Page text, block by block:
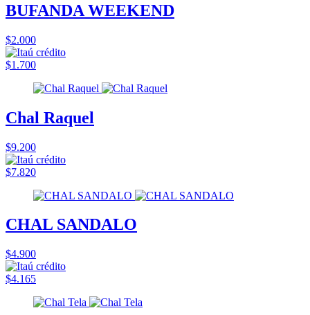
BUFANDA WEEKEND
$2.000
$1.700
Chal Raquel
$9.200
$7.820
CHAL SANDALO
$4.900
$4.165